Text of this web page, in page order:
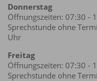
Donnerstag
Öffnungszeiten: 07:30 -
Sprechstunde ohne
Uhr
Freitag
Öffnungszeiten: 07:30 -
Sprechstunde ohne